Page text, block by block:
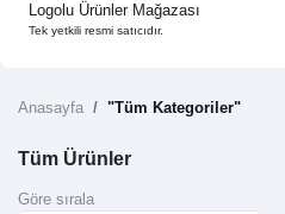
Logolu Ürünler Mağazası
Tek yetkili resmi satıcıdır.
Anasayfa "Tüm Kategoriler"
Tüm Ürünler
Göre sırala